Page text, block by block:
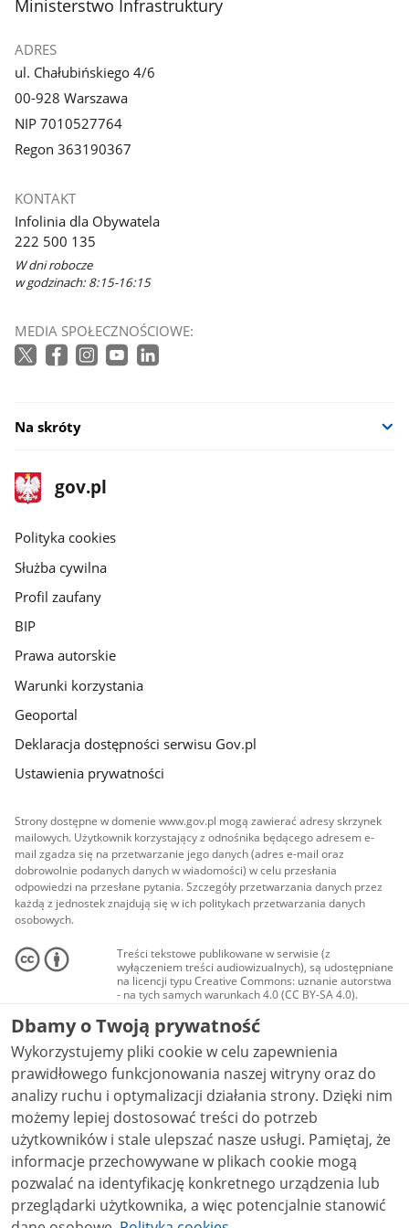
Ministerstwo Infrastruktury
ADRES
ul. Chałubińskiego 4/6
00-928 Warszawa
NIP 7010527764
Regon 363190367
KONTAKT
Infolinia dla Obywatela
222 500 135
W dni robocze
w godzinach: 8:15-16:15
MEDIA SPOŁECZNOŚCIOWE:
Na skróty
stopka
gov.pl
Strona
gov.pl
gov.pl
Polityka cookies
Służba cywilna
Profil zaufany
BIP
Prawa autorskie
Warunki korzystania
Geoportal
Deklaracja dostępności serwisu Gov.pl
Ustawienia prywatności
Strony dostępne w domenie www.gov.pl mogą zawierać adresy skrzynek
mailowych. Użytkownik korzystający z odnośnika będącego adresem e-
mail zgadza się na przetwarzanie jego danych (adres e-mail oraz
dobrowolnie podanych danych w wiadomości) w celu przesłania
odpowiedzi na przesłane pytania. Szczegóły przetwarzania danych przez
każdą z jednostek znajdują się w ich politykach przetwarzania danych
osobowych.
Treści tekstowe publikowane w serwisie (z
wyłączeniem treści audiowizualnych), są udostępniane
na licencji typu Creative Commons: uznanie autorstwa
- na tych samych warunkach 4.0 (CC BY-SA 4.0).
Materiały audiowizualne, w tym zdjęcia, materiały
audio i wideo, są udostępniane na licencji typu
Creative Commons: uznanie autorstwa użycie
niekomercyjne - bez utworów zależnych 4.0 (CC BY-
NC-ND 4.0), o ile nie jest to stwierdzone inaczej.
Dbamy o Twoją prywatność
Wykorzystujemy pliki cookie w celu zapewnienia
prawidłowego funkcjonowania naszej witryny oraz do
analizy ruchu i optymalizacji działania strony. Dzięki nim
możemy lepiej dostosować treści do potrzeb
użytkowników i stale ulepszać nasze usługi. Pamiętaj, że
informacje przechowywane w plikach cookie mogą
pozwalać na identyfikację konkretnego urządzenia lub
przeglądarki użytkownika, a więc potencjalnie stanowić